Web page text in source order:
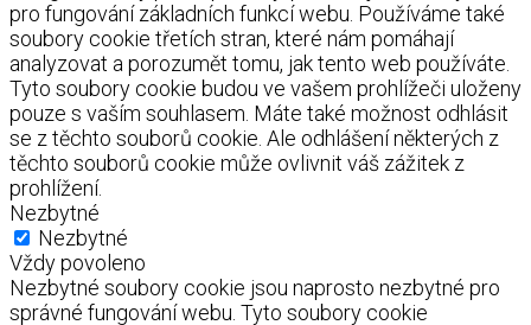
pro fungování základních funkcí webu. Používáme také
soubory cookie třetích stran, které nám pomáhají
analyzovat a porozumět tomu, jak tento web používáte.
Tyto soubory cookie budou ve vašem prohlížeči uloženy
pouze s vaším souhlasem. Máte také možnost odhlásit
se z těchto souborů cookie. Ale odhlášení některých z
těchto souborů cookie může ovlivnit váš zážitek z
prohlížení.
Nezbytné
Nezbytné
Vždy povoleno
Nezbytné soubory cookie jsou naprosto nezbytné pro
správné fungování webu. Tyto soubory cookie